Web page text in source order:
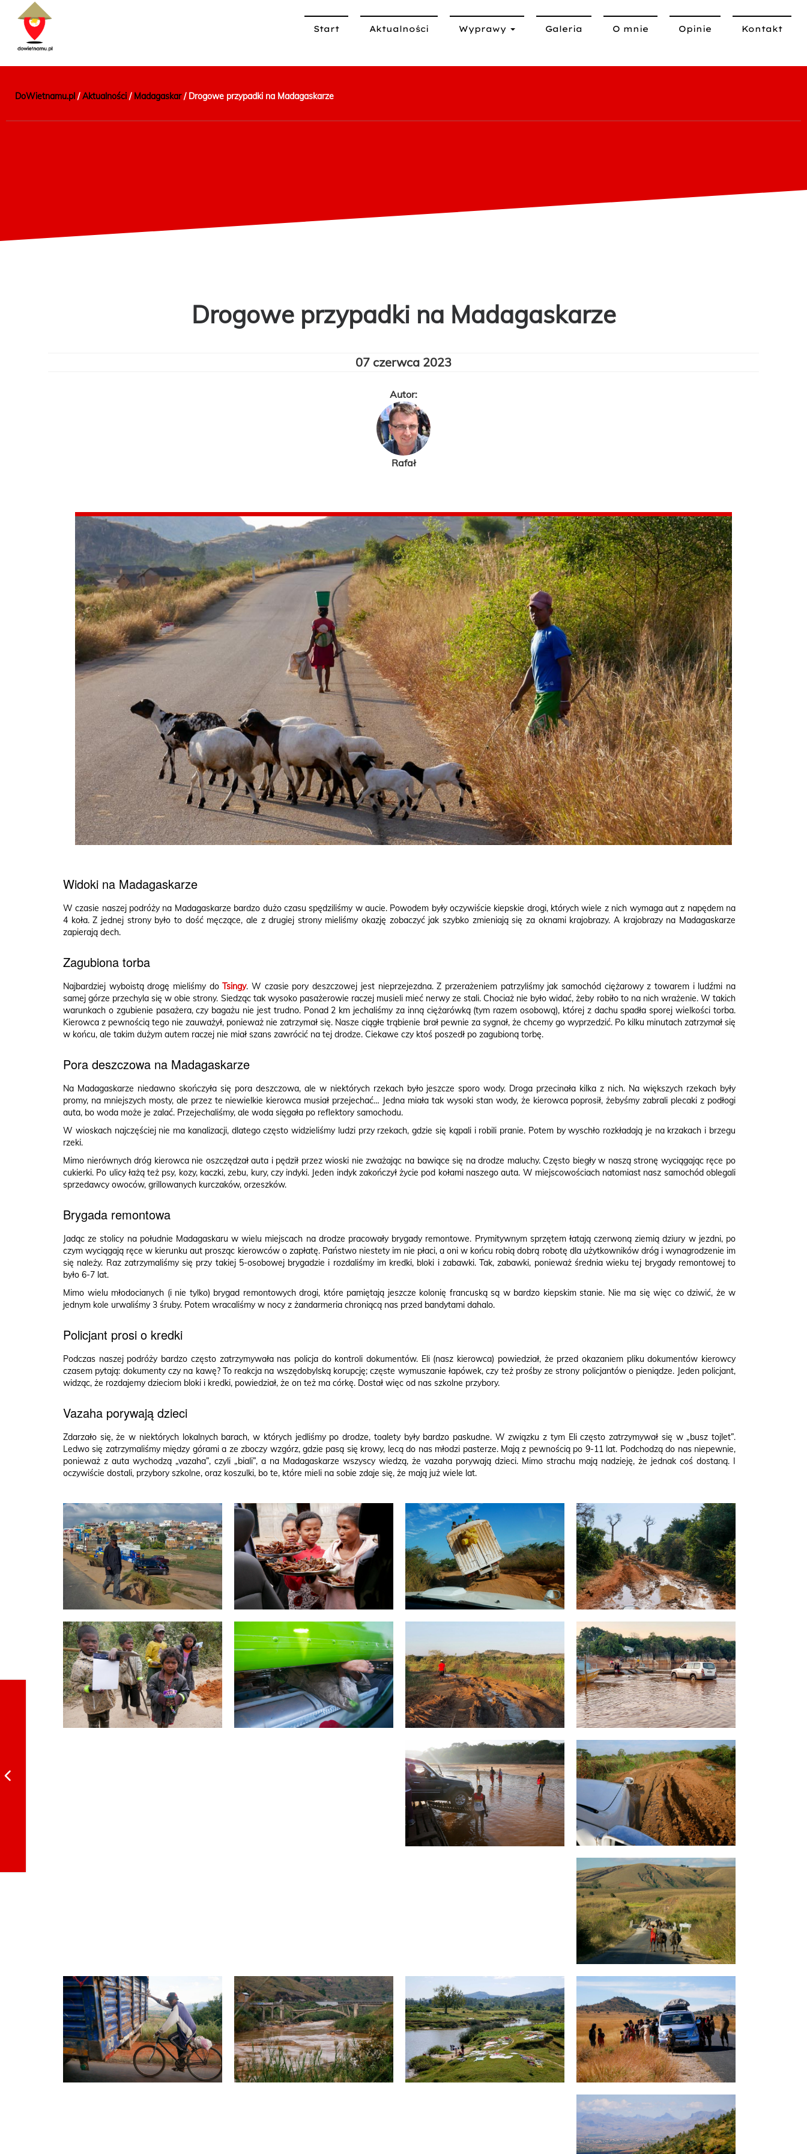
Start Aktualności Wyprawy Galeria O mnie Opinie Kontakt
DoWietnamu.pl /Aktualności / Madagaskar/ Drogowe przypadki na Madagaskarze
Drogowe przypadki na Madagaskarze
07 czerwca 2023
Autor:
Rafał
Widoki na Madagaskarze
W czasie naszej podróży na Madagaskarze bardzo dużo czasu spędziliśmy w aucie. Powodem były oczywiście kiepskie drogi, których wiele z nich wymaga aut z napędem na
4 koła. Z jednej strony było to dość męczące, ale z drugiej strony mieliśmy okazję zobaczyć jak szybko zmieniają się za oknami krajobrazy. A krajobrazy na Madagaskarze
zapierają dech.
Zagubiona torba
Najbardziej wyboistą drogę mieliśmy doTsingy. W czasie pory deszczowej jest nieprzejezdna. Z przerażeniem patrzyliśmy jak samochód ciężarowy z towarem i ludźmi na
samej górze przechyla się w obie strony. Siedząc tak wysoko pasażerowie raczej musieli mieć nerwy ze stali. Chociaż nie było widać, żeby robiło to na nich wrażenie. W takich
warunkach o zgubienie pasażera, czy bagażu nie jest trudno. Ponad 2 km jechaliśmy za inną ciężarówką (tym razem osobową), której z dachu spadła sporej wielkości torba.
Kierowca z pewnością tego nie zauważył, ponieważ nie zatrzymał się. Nasze ciągłe trąbienie brał pewnie za sygnał, że chcemy go wyprzedzić. Po kilku minutach zatrzymał się
w końcu, ale takim dużym autem raczej nie miał szans zawrócić na tej drodze. Ciekawe czy ktoś poszedł po zagubioną torbę.
Pora deszczowa na Madagaskarze
Na Madagaskarze niedawno skończyła się pora deszczowa, ale w niektórych rzekach było jeszcze sporo wody. Droga przecinała kilka z nich. Na większych rzekach były
promy, na mniejszych mosty, ale przez te niewielkie kierowca musiał przejechać… Jedna miała tak wysoki stan wody, że kierowca poprosił, żebyśmy zabrali plecaki z podłogi
auta, bo woda może je zalać. Przejechaliśmy, ale woda sięgała po reflektory samochodu.
W wioskach najczęściej nie ma kanalizacji, dlatego często widzieliśmy ludzi przy rzekach, gdzie się kąpali i robili pranie. Potem by wyschło rozkładają je na krzakach i brzegu
rzeki.
Mimo nierównych dróg kierowca nie oszczędzał auta i pędził przez wioski nie zważając na bawiące się na drodze maluchy. Często biegły w naszą stronę wyciągając ręce po
cukierki. Po ulicy łażą też psy, kozy, kaczki, zebu, kury, czy indyki. Jeden indyk zakończył życie pod kołami naszego auta. W miejscowościach natomiast nasz samochód oblegali
sprzedawcy owoców, grillowanych kurczaków, orzeszków.
Brygada remontowa
Jadąc ze stolicy na południe Madagaskaru w wielu miejscach na drodze pracowały brygady remontowe. Prymitywnym sprzętem łatają czerwoną ziemią dziury w jezdni, po
czym wyciągają ręce w kierunku aut prosząc kierowców o zapłatę. Państwo niestety im nie płaci, a oni w końcu robią dobrą robotę dla użytkowników dróg i wynagrodzenie im
się należy. Raz zatrzymaliśmy się przy takiej 5-osobowej brygadzie i rozdaliśmy im kredki, bloki i zabawki. Tak, zabawki, ponieważ średnia wieku tej brygady remontowej to
było 6-7 lat.
Mimo wielu młodocianych (i nie tylko) brygad remontowych drogi, które pamiętają jeszcze kolonię francuską są w bardzo kiepskim stanie. Nie ma się więc co dziwić, że w
jednym kole urwaliśmy 3 śruby. Potem wracaliśmy w nocy z żandarmeria chroniącą nas przed bandytami dahalo.
Policjant prosi o kredki
Podczas naszej podróży bardzo często zatrzymywała nas policja do kontroli dokumentów. Eli (nasz kierowca) powiedział, że przed okazaniem pliku dokumentów kierowcy
czasem pytają: dokumenty czy na kawę? To reakcja na wszędobylską korupcję; częste wymuszanie łapówek, czy też prośby ze strony policjantów o pieniądze. Jeden policjant,
widząc, że rozdajemy dzieciom bloki i kredki, powiedział, że on też ma córkę. Dostał więc od nas szkolne przybory.
Vazaha porywają dzieci
Zdarzało się, że w niektórych lokalnych barach, w których jedliśmy po drodze, toalety były bardzo paskudne. W związku z tym Eli często zatrzymywał się w „busz tojlet”.
Ledwo się zatrzymaliśmy między górami a ze zboczy wzgórz, gdzie pasą się krowy, lecą do nas młodzi pasterze. Mają z pewnością po 9-11 lat. Podchodzą do nas niepewnie,
ponieważ z auta wychodzą „vazaha”, czyli „biali”, a na Madagaskarze wszyscy wiedzą, że vazaha porywają dzieci. Mimo strachu mają nadzieję, że jednak coś dostaną. I
oczywiście dostali, przybory szkolne, oraz koszulki, bo te, które mieli na sobie zdaje się, że mają już wiele lat.